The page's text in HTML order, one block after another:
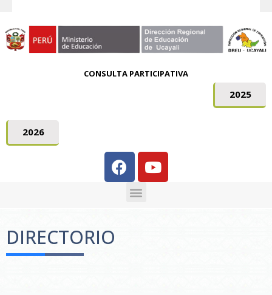
CONSULTA PARTICIPATIVA
2025
2026
DIRECTORIO